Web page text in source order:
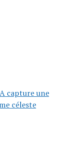
capture une
céleste